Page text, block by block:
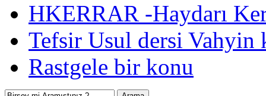
HKERRAR -Haydarı
Tefsir Usul dersi Vahyin
Rastgele bir konu